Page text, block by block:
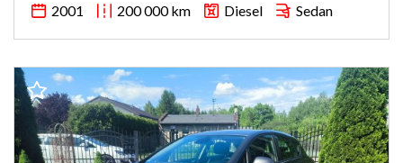
2001 200 000 km Diesel Sedan